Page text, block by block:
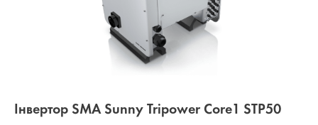
Інвертор SMA Sunny Tripower Core1 STP50